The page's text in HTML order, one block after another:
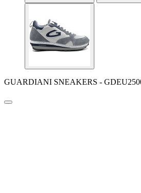
GUARDIANI SNEAKERS -